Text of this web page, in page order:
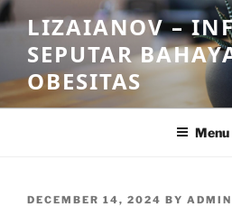
Skip
to
content
LIZAIANOV –
SEPUTAR
OBESITAS
Menu
POSTED
DECEMBER 14, 2024 BY